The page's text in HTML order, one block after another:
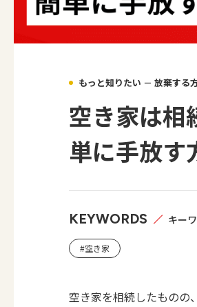
もっと知りたい － 放棄する
空き家は相
単に手放す
KEYWORDS キー
#空き家
空き家を相続したものの